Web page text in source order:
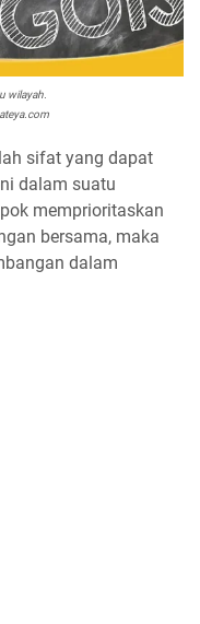
wilayah.
sifat yang dapat
dalam suatu
memprioritaskan
bersama, maka
dalam